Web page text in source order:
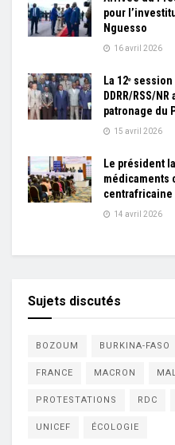
pour
Nguesso
16 avril 2026
La 12ᵉ
DDRR/RSS/
patronage du
15 avril 2026
Le président
médicaments
centrafricaine
14 avril 2026
Sujets discutés
BOZOUM BURKINA-FASO
FRANCE MACRON
PROTESTATIONS RDC
UNICEF ÉCOLOGIE